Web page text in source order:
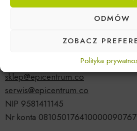
ODMÓW
ZOBACZ
Polityka
Epicentrum Gdynia Wielki Kack
ul. Druskiennicka 20a
sklep@epicentrum.co
serwis@epicentrum.co
NIP 9581411145
Nr konta